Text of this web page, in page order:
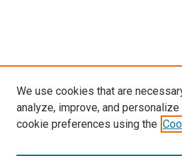
We use cookies that are
analyze, improve, and
cookie preferences using the